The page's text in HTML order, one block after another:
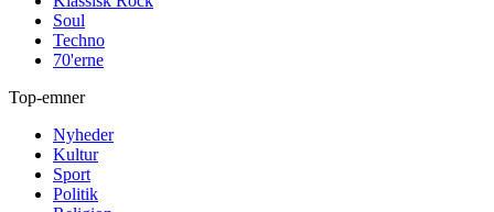
Soul
Techno
70'erne
Top-emner
Nyheder
Kultur
Sport
Politik